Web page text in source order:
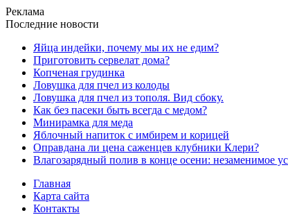
Реклама
Последние новости
Яйца индейки, почему мы их не едим?
Приготовить сервелат⁠⁠ дома?
Копченая грудинка
Ловушка для пчел из колоды
Ловушка для пчел из тополя. Вид сбоку.
Как без пасеки быть всегда с медом?
Минирамка для меда
Яблочный напиток с имбирем и корицей
Оправдана ли цена саженцев клубники Клери?
Влагозарядный полив в конце осени: незаменимое
Главная
Карта сайта
Контакты